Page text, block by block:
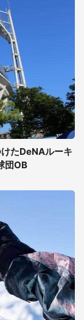
たDeNAルーキ
団OB